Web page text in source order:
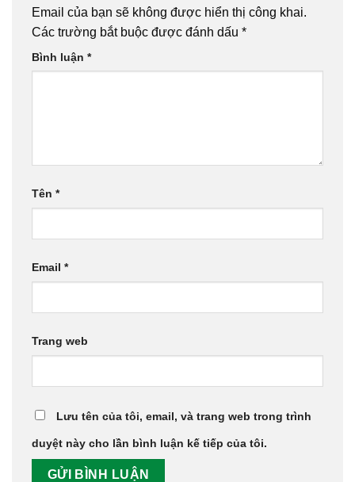
Email của bạn sẽ không được hiển thị công khai.
Các trường bắt buộc được đánh dấu *
Bình luận *
Tên *
Email *
Trang web
Lưu tên của tôi, email, và trang web trong trình
duyệt này cho lần bình luận kế tiếp của tôi.